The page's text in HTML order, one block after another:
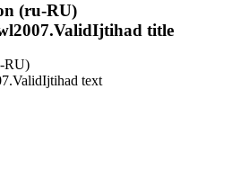
(ru-RU)
title
RU)
text